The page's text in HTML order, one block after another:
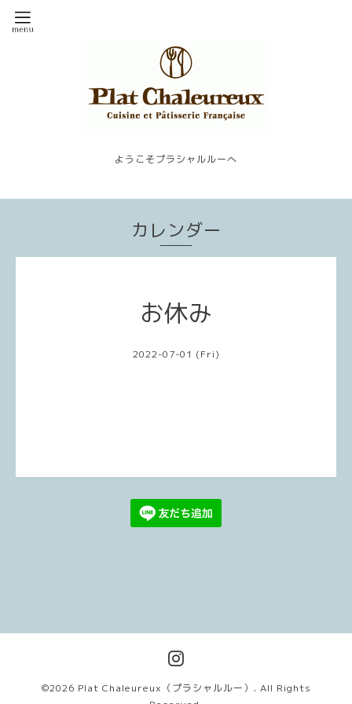
ようこそプラシャルルーへ
カレンダー
お休み
2022-07-01 (Fri)
©2026 Plat Chaleureux（プラシャルルー） . All Rights